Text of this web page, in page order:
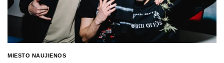
MIESTO NAUJIENOS